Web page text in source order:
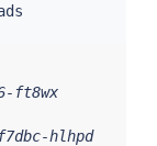
ft8wx
hlhpd